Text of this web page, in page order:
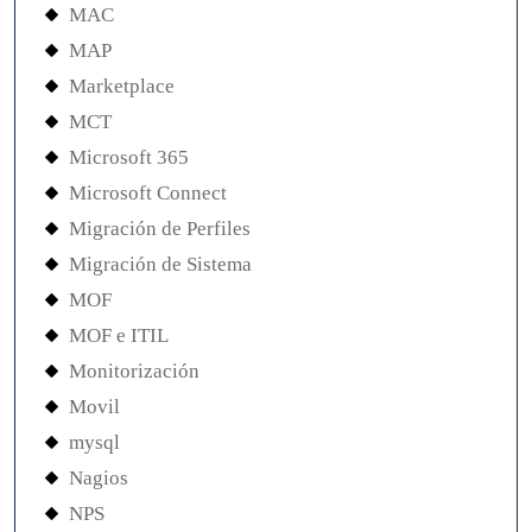
MAC
MAP
Marketplace
MCT
Microsoft 365
Microsoft Connect
Migración de Perfiles
Migración de Sistema
MOF
MOF e ITIL
Monitorización
Movil
mysql
Nagios
NPS